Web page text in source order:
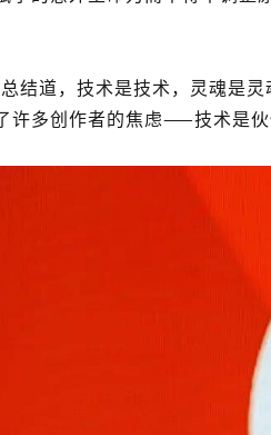
结道，技术是技术，灵魂是
许多创作者的焦虑——技术是